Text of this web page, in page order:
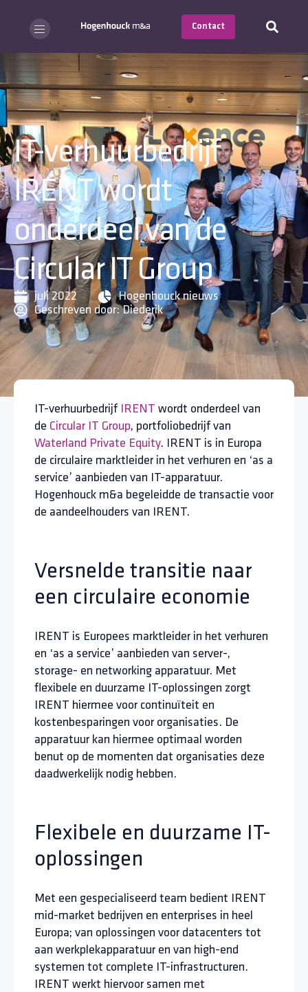
Contact
IT-verhuurbedrijf
IRENT wordt
onderdeel van de
Circular IT Group
juli 2022
Hogenhouck nieuws
Geschreven door:Diederik
IT-verhuurbedrijf IRENT wordt onderdeel van
de Circular IT Group, portfoliobedrijf van
Waterland Private Equity. IRENT is in Europa
de circulaire marktleider in het verhuren en ‘as a
service’ aanbieden van IT-apparatuur.
Hogenhouck m&a begeleidde de transactie voor
de aandeelhouders van IRENT.
Versnelde transitie naar
een circulaire economie
IRENT is Europees marktleider in het verhuren
en ‘as a service’ aanbieden van server-,
storage- en networking apparatuur. Met
flexibele en duurzame IT-oplossingen zorgt
IRENT hiermee voor continuïteit en
kostenbesparingen voor organisaties. De
apparatuur kan hiermee optimaal worden
benut op de momenten dat organisaties deze
daadwerkelijk nodig hebben.
Flexibele en duurzame IT-
oplossingen
Met een gespecialiseerd team bedient IRENT
mid-market bedrijven en enterprises in heel
Europa; van oplossingen voor datacenters tot
aan werkplekapparatuur en van high-end
systemen tot complete IT-infrastructuren.
IRENT werkt hiervoor samen met